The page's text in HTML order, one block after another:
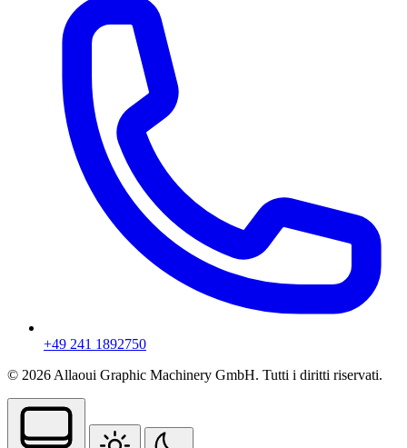
+49 241 1892750
© 2026 Allaoui Graphic Machinery GmbH. Tutti i diritti riservati.